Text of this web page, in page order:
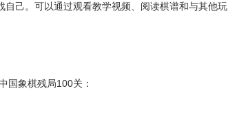
己。可以通过观看教学视频、阅读棋谱和与其他玩
国象棋残局100关：